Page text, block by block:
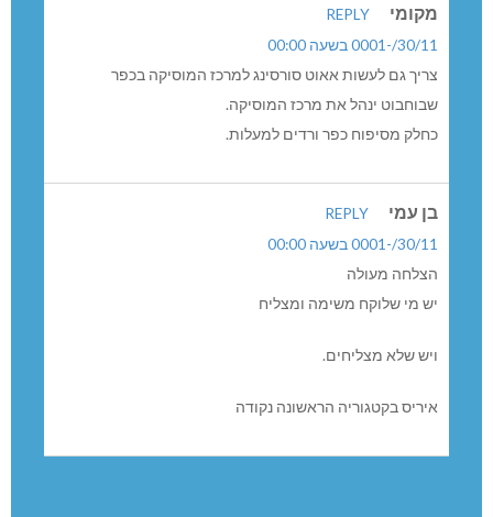
מקומי
REPLY
30/11/-0001 בשעה 00:00
צריך גם לעשות אאוט סורסינג למרכז המוסיקה בכפר
שבוחבוט ינהל את מרכז המוסיקה.
כחלק מסיפוח כפר ורדים למעלות.
בן עמי
REPLY
30/11/-0001 בשעה 00:00
הצלחה מעולה
יש מי שלוקח משימה ומצליח
ויש שלא מצליחים.
איריס בקטגוריה הראשונה נקודה